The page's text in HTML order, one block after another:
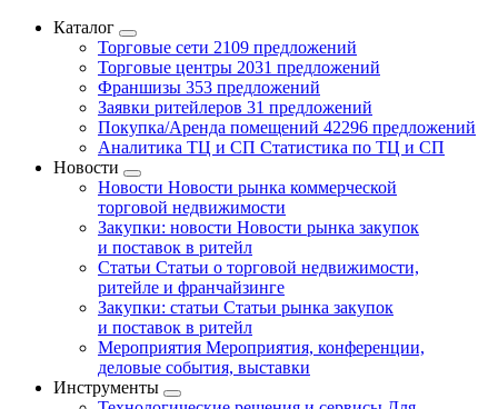
Каталог
Торговые сети 2109 предложений
Торговые центры 2031 предложений
Франшизы 353 предложений
Заявки ритейлеров 31 предложений
Покупка/Аренда помещений 42296 предложений
Аналитика ТЦ и СП Статистика по ТЦ и СП
Новости
Новости Новости рынка коммерческой
торговой недвижимости
Закупки: новости Новости рынка закупок
и поставок в ритейл
Статьи Статьи о торговой недвижимости,
ритейле и франчайзинге
Закупки: статьи Статьи рынка закупок
и поставок в ритейл
Мероприятия Мероприятия, конференции,
деловые события, выставки
Инструменты